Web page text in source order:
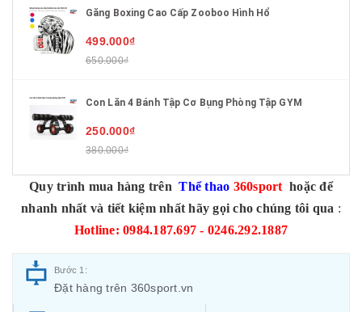
Găng Boxing Cao Cấp Zooboo Hình Hổ
499.000₫
650.000₫
Con Lăn 4 Bánh Tập Cơ Bụng Phòng Tập GYM
250.000₫
380.000₫
Quy trình mua hàng trên Thể thao 360sport hoặc để
nhanh nhất và tiết kiệm nhất hãy gọi cho chúng tôi qua :
Hotline: 0984.187.697 - 0246.292.1887
Bước 1:
Đặt hàng trên 360sport.vn